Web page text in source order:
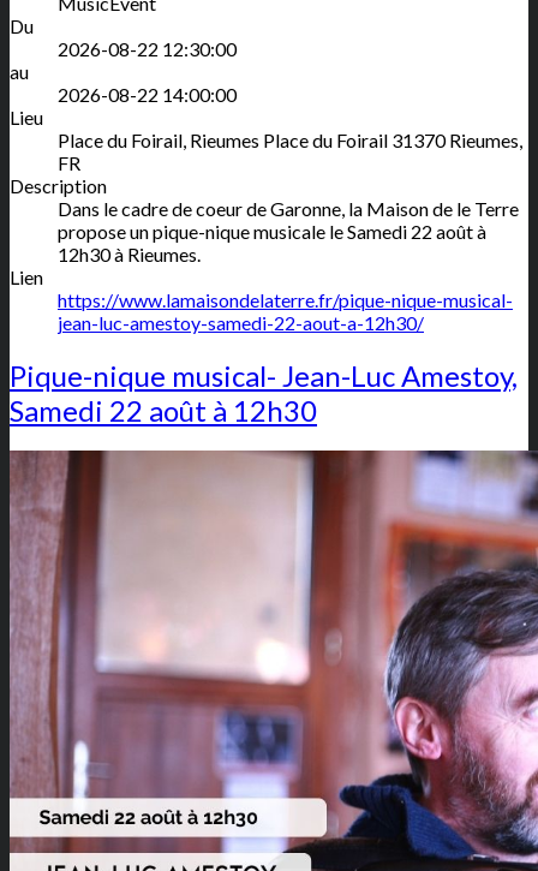
Du
2026-08-22 12:30:00
au
2026-08-22 14:00:00
Lieu
Place du Foirail, Rieumes Place du Foirail 31370 Rieumes
FR
Description
Dans le cadre de coeur de Garonne, la Maison de le Terre
propose un pique-nique musicale le Samedi 22 août à
12h30 à Rieumes.
Lien
https://www.lamaisondelaterre.fr/pique-nique-musical-
jean-luc-amestoy-samedi-22-aout-a-12h30/
Pique-nique musical- Jean-Luc Amestoy,
Samedi 22 août à 12h30